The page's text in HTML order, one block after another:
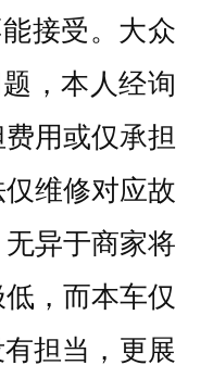
接受。大众
，本人经询
用或仅承担
维修对应故
异于商家将
，而本车仅
担当，更展